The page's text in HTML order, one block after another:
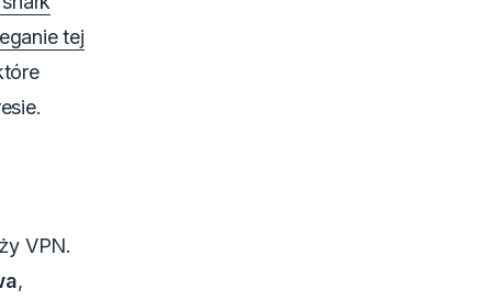
tej
VPN.
,